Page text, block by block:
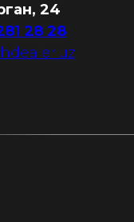
24
28 28